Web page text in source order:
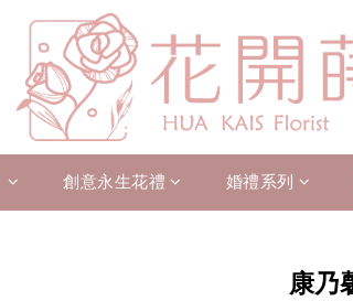
創意永生花禮 婚禮系列
康乃